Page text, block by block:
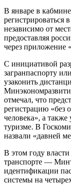
В январе в
регистрироваться
независимо от
предоставляя
через приложение
С инициативой
загранпаспорту
узаконить
отмечал, что
регистрацию «без
человека», а также
туризме. В
назвали «давней
В этом году
транспорте —
идентификации
системы на